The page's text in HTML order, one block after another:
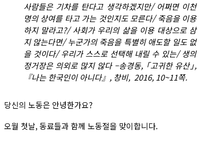
사람들은 기차를 탄다고 생각하겠지만/ 어쩌면 이천
명의 상여를 타고 가는 것인지도 모른다/ 죽음을 이용
하지 말라고?/ 사회가 우리의 삶을 이용 대상으로 삼
지 않는다면/ 누군가의 죽음을 특별히 애도할 일도 없
을 것이다/ 우리가 스스로 선택해 내릴 수 있는/ 생의
정거장은 의외로 많지 않다 –송경동, ｢고귀한 유산｣,
『나는 한국인이 아니다』, 창비, 2016, 10~11쪽.
당신의 노동은 안녕한가요?
오월 첫날, 동료들과 함께 노동절을 맞이합니다.